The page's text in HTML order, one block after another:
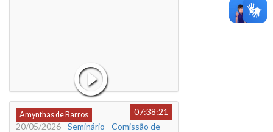
Amynthas de Barros
07:38:21
20/05/2026 - Seminário - Comissão de